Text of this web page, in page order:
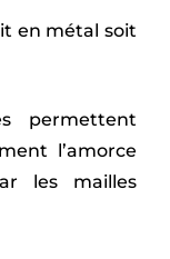
en métal soit
permettent
l’amorce
les mailles